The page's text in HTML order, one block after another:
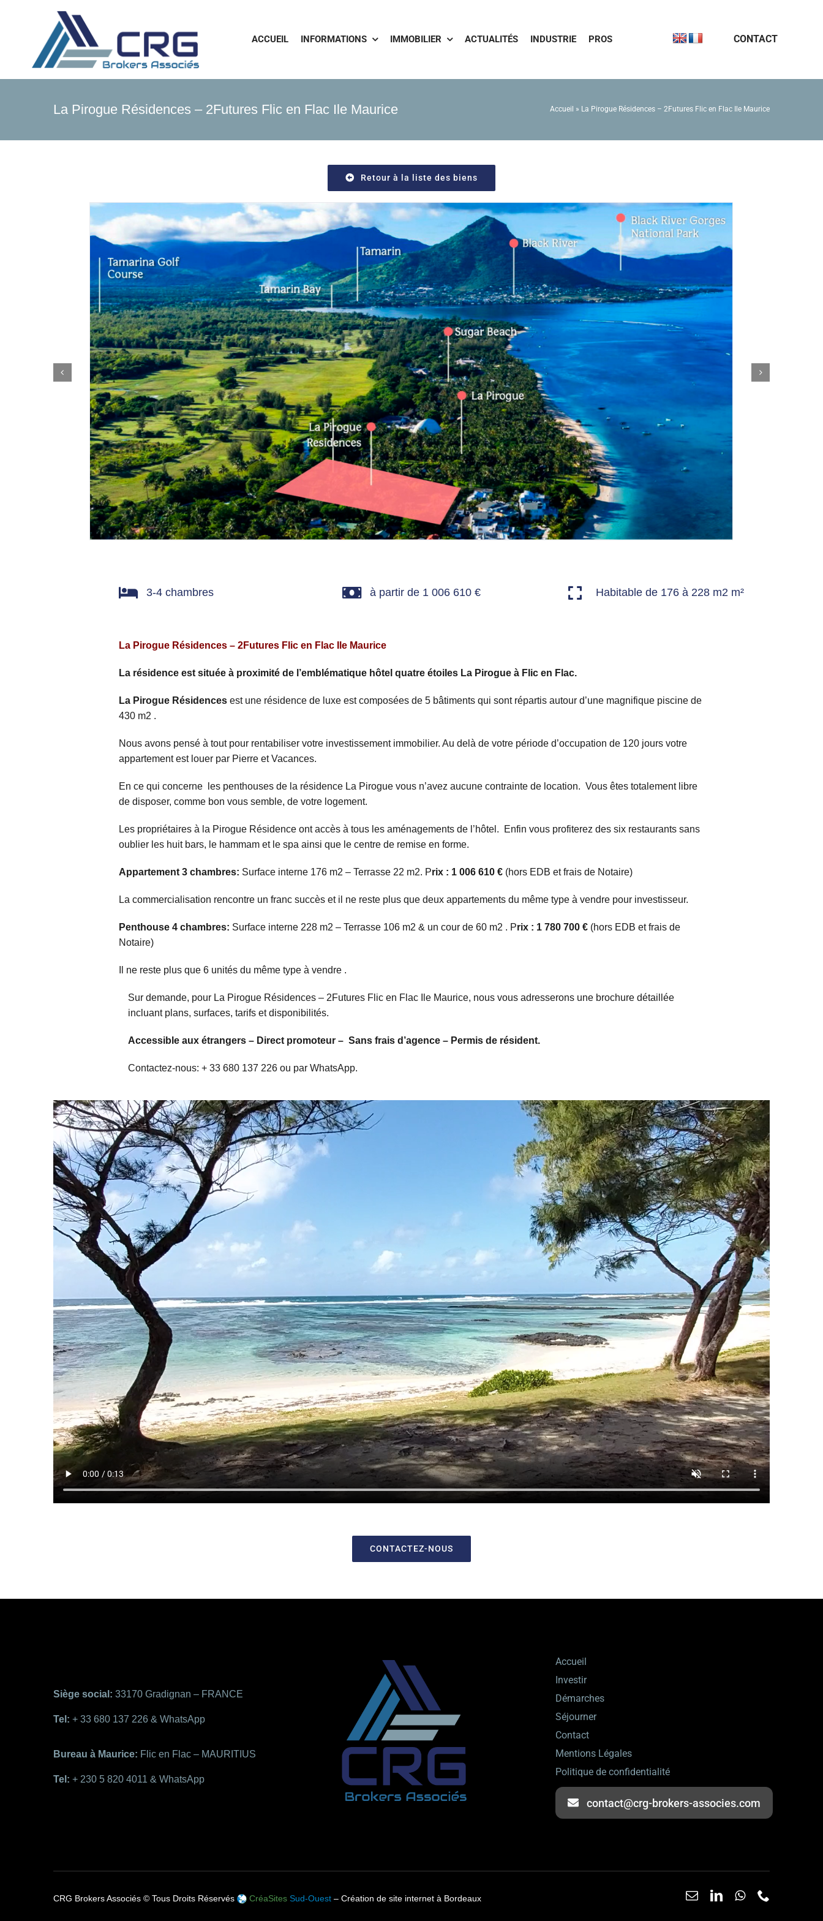
ACCUEIL INFORMATIONS IMMOBILIER ACTUALITÉS INDUSTRIE PROS CONTACT
La Pirogue Résidences – 2Futures Flic en Flac Ile Maurice Accueil » La Pirogue Résidences – 2Futures Flic en Flac Ile Maurice
Retour à la liste des biens
3-4 chambres à partir de 1 006 610 € Habitable de 176 à 228 m2 m²
La Pirogue Résidences – 2Futures Flic en Flac Ile Maurice
La résidence est située à proximité de l’emblématique hôtel quatre étoiles La Pirogue à Flic en Flac.
La Pirogue Résidences est une résidence de luxe est composées de 5 bâtiments qui sont répartis autour d’une magnifique piscine de
430 m2 .
Nous avons pensé à tout pour rentabiliser votre investissement immobilier. Au delà de votre période d’occupation de 120 jours votre
appartement est louer par Pierre et Vacances.
En ce qui concerne les penthouses de la résidence La Pirogue vous n’avez aucune contrainte de location. Vous êtes totalement libre
de disposer, comme bon vous semble, de votre logement.
Les propriétaires à la Pirogue Résidence ont accès à tous les aménagements de l’hôtel. Enfin vous profiterez des six restaurants sans
oublier les huit bars, le hammam et le spa ainsi que le centre de remise en forme.
Appartement 3 chambres: Surface interne 176 m2 – Terrasse 22 m2. Prix : 1 006 610 € (hors EDB et frais de Notaire)
La commercialisation rencontre un franc succès et il ne reste plus que deux appartements du même type à vendre pour investisseur.
Penthouse 4 chambres: Surface interne 228 m2 – Terrasse 106 m2 & un cour de 60 m2 . Prix : 1 780 700 € (hors EDB et frais de
Notaire)
Il ne reste plus que 6 unités du même type à vendre .
Sur demande, pour La Pirogue Résidences – 2Futures Flic en Flac Ile Maurice, nous vous adresserons une brochure détaillée
incluant plans, surfaces, tarifs et disponibilités.
Accessible aux étrangers – Direct promoteur – Sans frais d’agence – Permis de résident.
Contactez-nous: + 33 680 137 226 ou par WhatsApp.
CONTACTEZ-NOUS
Siège social: 33170 Gradignan – FRANCE
Tel: + 33 680 137 226 & WhatsApp
Bureau à Maurice: Flic en Flac – MAURITIUS
Tel: + 230 5 820 4011 & WhatsApp
Accueil
Investir
Démarches
Séjourner
Contact
Mentions Légales
Politique de confidentialité
contact@crg-brokers-associes.com
CRG Brokers Associés © Tous Droits Réservés CréaSites Sud-Ouest – Création de site internet à Bordeaux